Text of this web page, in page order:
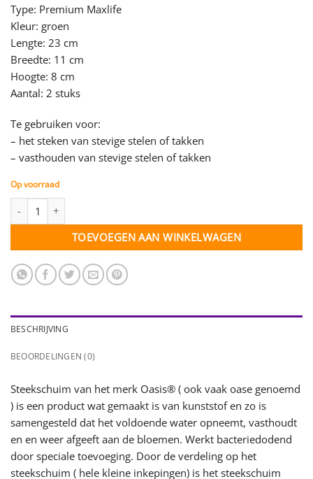
Type: Premium Maxlife
Kleur: groen
Lengte: 23 cm
Breedte: 11 cm
Hoogte: 8 cm
Aantal: 2 stuks
Te gebruiken voor:
– het steken van stevige stelen of takken
– vasthouden van stevige stelen of takken
Op voorraad
TOEVOEGEN AAN WINKELWAGEN
BESCHRIJVING
BEOORDELINGEN (0)
Steekschuim van het merk Oasis® ( ook vaak oase genoemd
) is een product wat gemaakt is van kunststof en zo is
samengesteld dat het voldoende water opneemt, vasthoudt
en en weer afgeeft aan de bloemen. Werkt bacteriedodend
door speciale toevoeging. Door de verdeling op het
steekschuim ( hele kleine inkepingen) is het steekschuim